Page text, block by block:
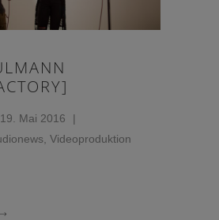
19. Mai 2016
Videoproduktion